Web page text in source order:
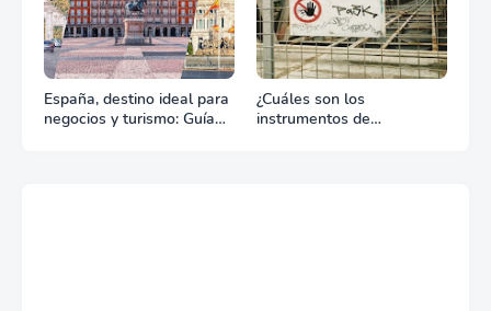
España, destino ideal para
negocios y turismo: Guía
¿Cuáles son los
instrumentos de